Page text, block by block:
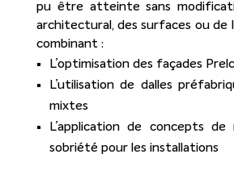
pu être atteinte sans
architectural, des surfaces ou de
combinant :
L’optimisation des façades
L’utilisation de dalles
mixtes
L’application de concepts
sobriété pour les installations